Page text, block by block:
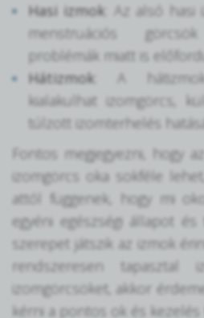
Hasi izmok : Az alsó
menstruációs
problémák miatt is
Hátizmok : A
kialakulhat izomgörcs,
túlzott izomterhelés
Fontos megjegyezni, hogy
izomgörcs oka sokféle
attól függenek, hogy mi
egyéni egészségi állapot és
szerepet játszik az izmok
rendszeresen tapasztal
izomgörcsöket, akkor
kérni a pontos ok és kezelés